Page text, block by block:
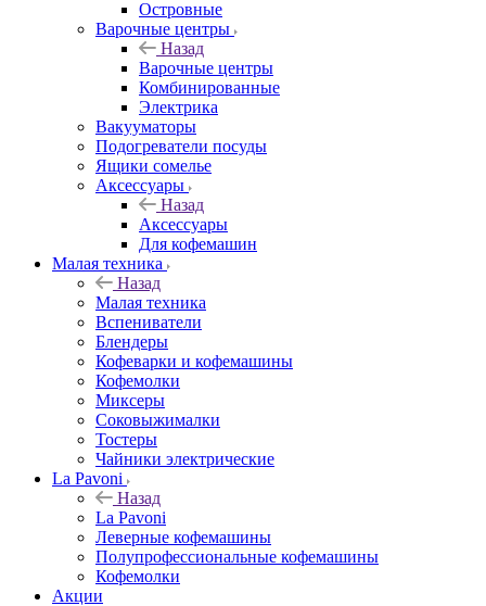
Островные
Варочные центры
Назад
Варочные центры
Комбинированные
Электрика
Вакууматоры
Подогреватели посуды
Ящики сомелье
Аксессуары
Назад
Аксессуары
Для кофемашин
Малая техника
Назад
Малая техника
Вспениватели
Блендеры
Кофеварки и кофемашины
Кофемолки
Миксеры
Соковыжималки
Тостеры
Чайники электрические
La Pavoni
Назад
La Pavoni
Леверные кофемашины
Полупрофессиональные кофемашины
Кофемолки
Акции